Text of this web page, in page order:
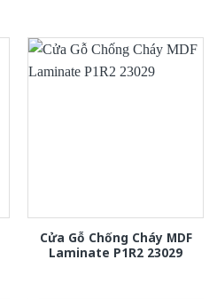
Cửa Gỗ Chống Cháy MDF
Laminate P1R2 23029